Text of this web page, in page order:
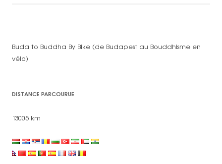
Buda to Buddha By Bike (de Budapest au Bouddhisme en
vélo)
DISTANCE PARCOURUE
13005 km